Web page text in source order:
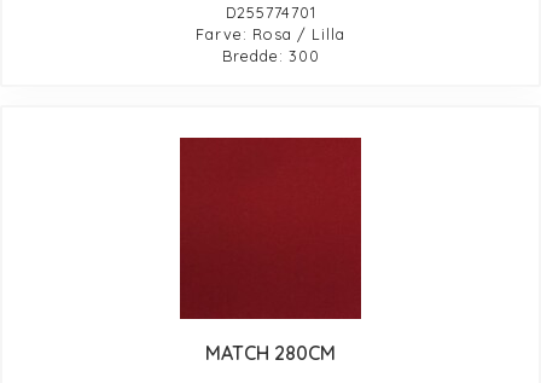
D255774701
Farve: Rosa / Lilla
Bredde: 300
MATCH 280CM